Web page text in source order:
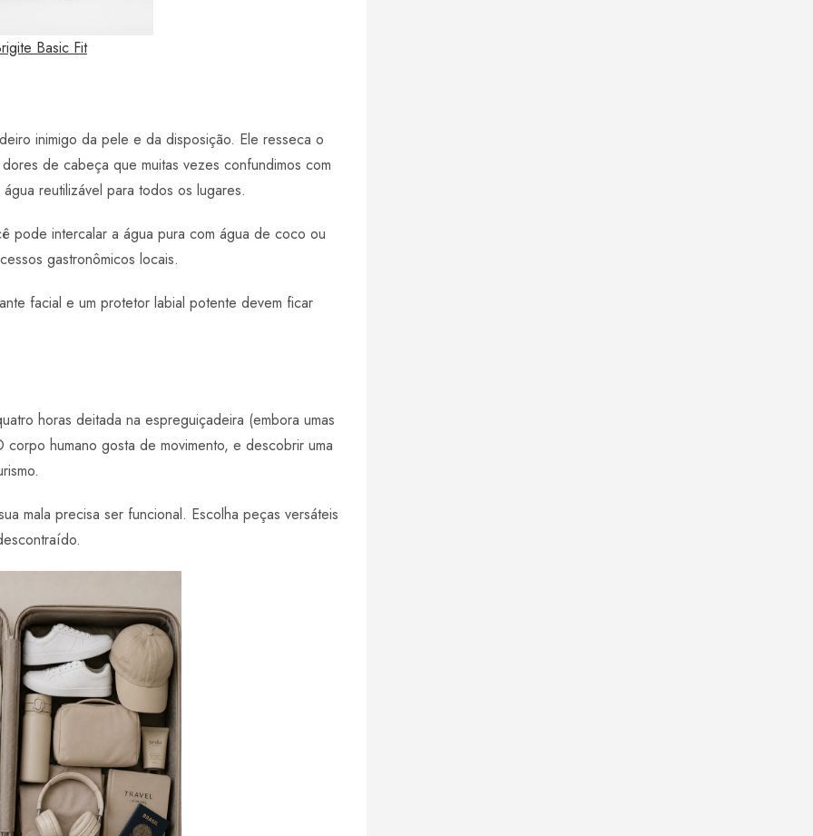
Basic Fit
inimigo da pele e da disposição. Ele resseca o
de cabeça que muitas vezes confundimos com
reutilizável para todos os lugares.
pode intercalar a água pura com água de coco ou
gastronômicos locais.
facial e um protetor labial potente devem ficar
horas deitada na espreguiçadeira (embora umas
humano gosta de movimento, e descobrir uma
mala precisa ser funcional. Escolha peças versáteis